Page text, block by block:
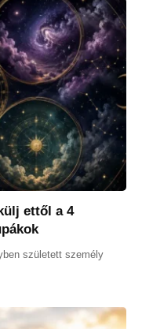
ettől a 4
született személy